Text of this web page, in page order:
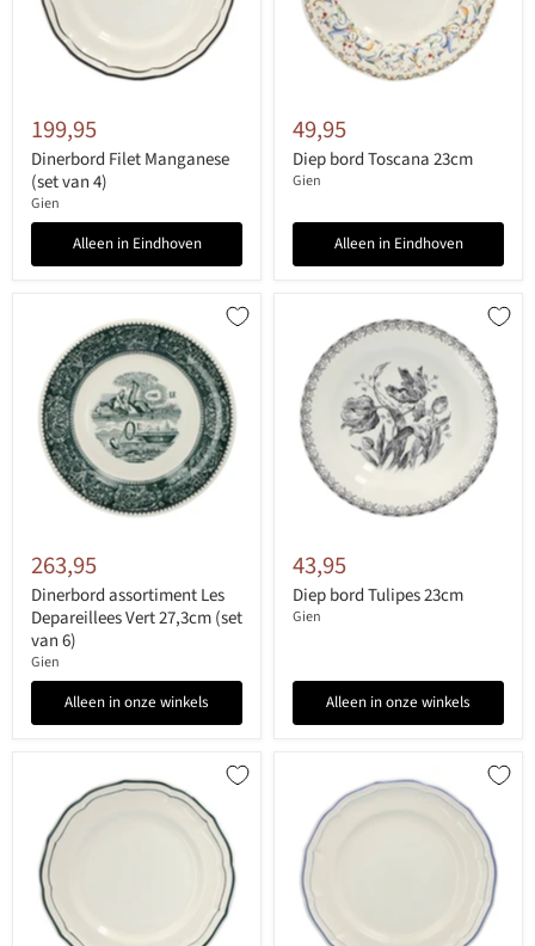
199,95
Dinerbord Filet Manganese
(set van 4)
Gien
Alleen in Eindhoven
49,95
Diep bord Toscana 23cm
Gien
Alleen in Eindhoven
263,95
Dinerbord assortiment Les
Depareillees Vert 27,3cm (set
van 6)
Gien
Alleen in onze winkels
43,95
Diep bord Tulipes 23cm
Gien
Alleen in onze winkels